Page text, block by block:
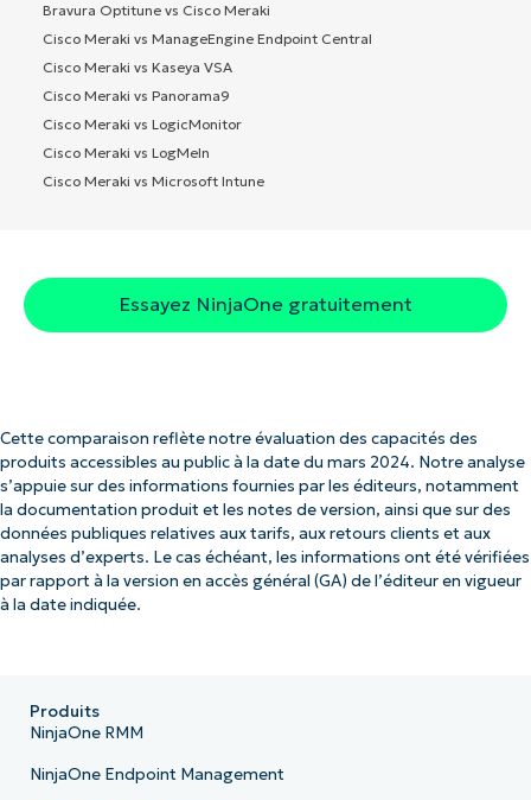
Bravura Optitune vs Cisco Meraki
Cisco Meraki vs ManageEngine Endpoint Central
Cisco Meraki vs Kaseya VSA
Cisco Meraki vs Panorama9
Cisco Meraki vs LogicMonitor
Cisco Meraki vs LogMeIn
Cisco Meraki vs Microsoft Intune
Essayez NinjaOne gratuitement
Cette comparaison reflète notre évaluation des capacités des
produits accessibles au public à la date du mars 2024. Notre analyse
s’appuie sur des informations fournies par les éditeurs, notamment
la documentation produit et les notes de version, ainsi que sur des
données publiques relatives aux tarifs, aux retours clients et aux
analyses d’experts. Le cas échéant, les informations ont été vérifiées
par rapport à la version en accès général (GA) de l’éditeur en vigueur
à la date indiquée.
Produits
NinjaOne RMM
NinjaOne Endpoint Management